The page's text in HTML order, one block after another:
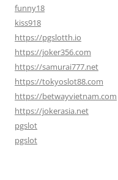
funny18
kiss918
https://pgslotth.io
https://joker356.com
https://samurai777.net
https://tokyoslot88.com
https://betwayvietnam.com
https://jokerasia.net
pgslot
pgslot